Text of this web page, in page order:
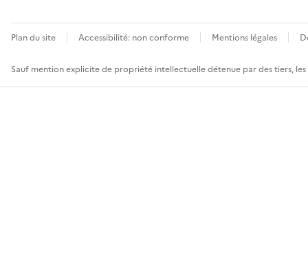
Plan du site Accessibilité: non conforme Mentions légales
Sauf mention explicite de propriété intellectuelle détenue par des tiers,